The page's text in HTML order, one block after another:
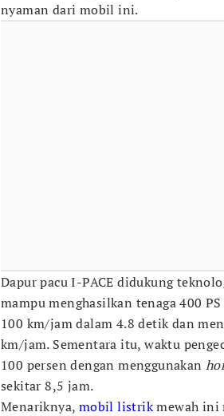
nyaman dari mobil ini.
Dapur pacu I-PACE didukung
mampu menghasilkan tenaga 400
100 km/jam dalam 4.8 detik dan
km/jam. Sementara itu, waktu
100 persen dengan menggunakan
sekitar 8,5 jam.
Menariknya, mobil listrikmewah ini